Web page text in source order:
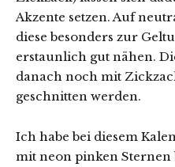
Akzente setzen. Auf
diese besonders zur
erstaunlich gut nähen.
danach noch mit
geschnitten werden.
Ich habe bei diesem
mit neon pinken